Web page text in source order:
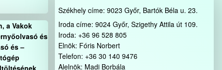
a Vakok
és
és –
Székhely címe: 9023 Győr, Bartók Béla u. 23.
Iroda címe: 9024 Győr, Szigethy Attila út 109.
Iroda: +36 96 528 805
Elnök: Fóris Norbert
Telefon: +36 30 140 9476
Alelnök: Madi Borbála